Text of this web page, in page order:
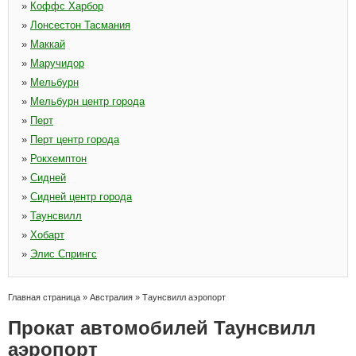
» Коффс Харбор
» Лонсестон Тасмания
» Маккай
» Маручидор
» Мельбурн
» Мельбурн центр города
» Перт
» Перт центр города
» Рокхемптон
» Сидней
» Сидней центр города
» Таунсвилл
» Хобарт
» Элис Спрингс
Главная страница » Австралия » Таунсвилл аэропорт
Прокат автомобилей Таунсвилл
аэропорт